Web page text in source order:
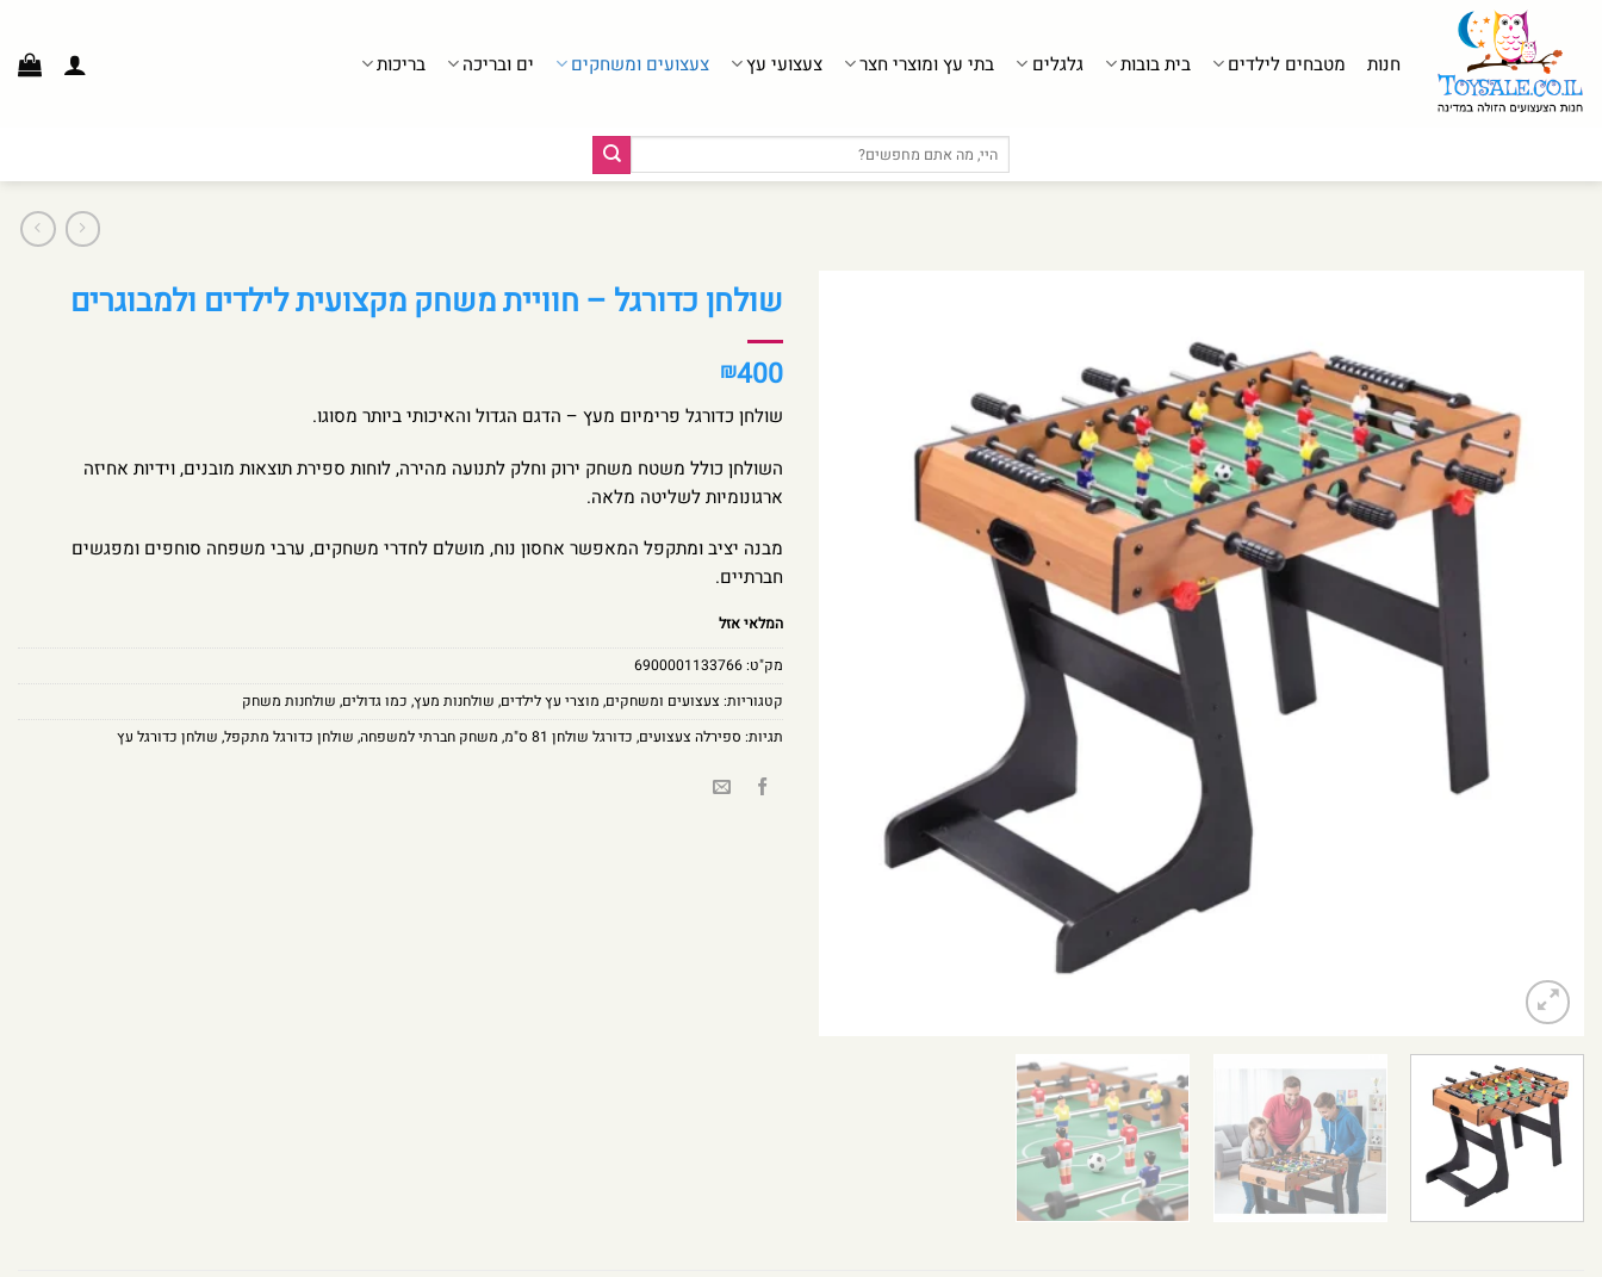
חנות
מטבחים לילדים בית בובות גלגלים בתי עץ ומוצרי חצר צעצועי עץ צעצועים ומשחקים ים ובריכה בריכות
עבור:
שולחן כדורגל – חוויית משחק מקצועית לילדים ולמבוגרים
₪400
שולחן כדורגל פרימיום מעץ – הדגם הגדול והאיכותי ביותר מסוגו.
השולחן כולל משטח משחק ירוק וחלק לתנועה מהירה, לוחות ספירת תוצאות מובנים, וידיות אחיזה
ארגונומיות לשליטה מלאה.
מבנה יציב ומתקפל המאפשר אחסון נוח, מושלם לחדרי משחקים, ערבי משפחה סוחפים ומפגשים
חברתיים.
המלאי אזל
מק"ט:6900001133766
קטגוריות: צעצועים ומשחקים, מוצרי עץ לילדים, שולחנות מעץ, כמו גדולים, שולחנות משחק
תגיות: ספירלה צעצועים, כדורגל שולחן 81 ס"מ , משחק חברתי למשפחה, שולחן כדורגל מתקפל, שולחן כדורגל עץ